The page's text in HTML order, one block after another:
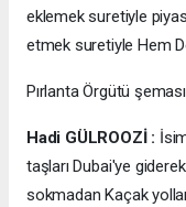
eklemek suretiyle
etmek suretiyle Hem
Pırlanta Örgütü şeması
Hadi GÜLROOZİ :
taşları Dubai'ye
sokmadan Kaçak